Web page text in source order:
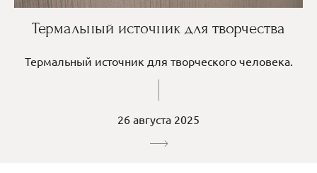
Термальный источник для творчества
Термальный источник для творческого человека.
26 августа 2025